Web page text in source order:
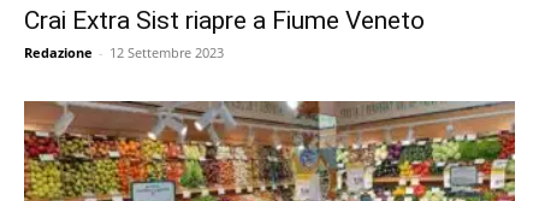
Crai Extra Sist riapre a Fiume Veneto
Redazione - 12 Settembre 2023